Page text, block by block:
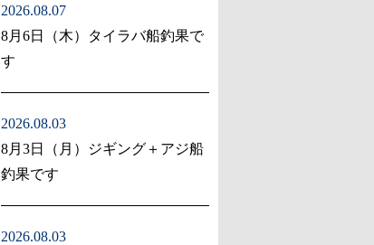
2026.08.07
8月6日（木）タイラバ船釣果で
す
2026.08.03
8月3日（月）ジギング＋アジ船
釣果です
2026.08.03